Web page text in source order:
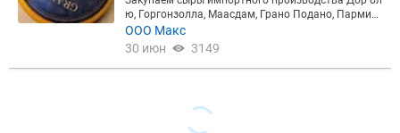
ю, Горгонзолла, Маасдам, Грано Подано, Пармид
жано Реджано, Примадонна, Овечьи и Козьи и др
угие сыры в Москве. Рассмотрим любые предлож
у продукту.
ООО Макс
30 июн
3149